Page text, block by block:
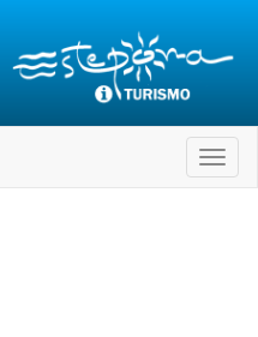
página
Toggle